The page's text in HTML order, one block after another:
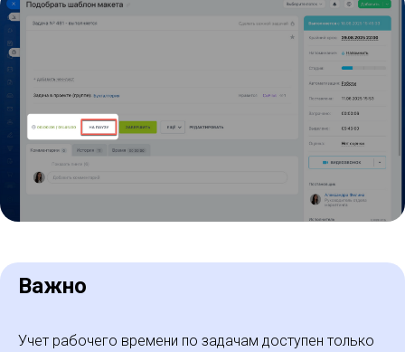
Важно
Учет рабочего времени по задачам доступен только